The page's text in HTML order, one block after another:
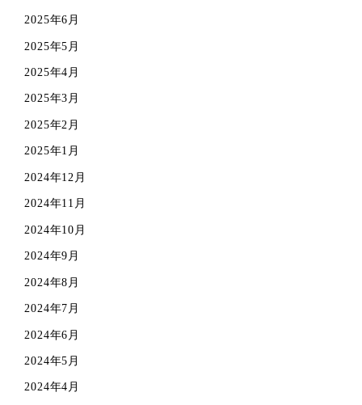
2025年6月
2025年5月
2025年4月
2025年3月
2025年2月
2025年1月
2024年12月
2024年11月
2024年10月
2024年9月
2024年8月
2024年7月
2024年6月
2024年5月
2024年4月